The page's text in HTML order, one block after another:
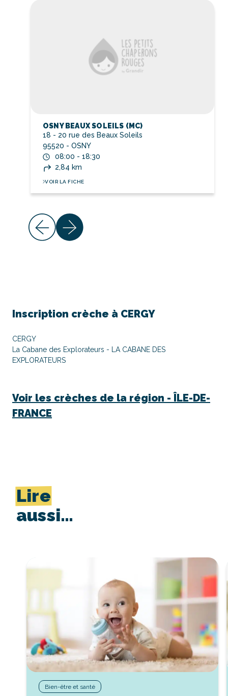
OSNY BEAUX SOLEILS (MC)
18 - 20 rue des Beaux Soleils
95520 - OSNY
08:00 - 18:30
2,84 km
VOIR LA FICHE
Inscription crèche à CERGY
CERGY
La Cabane des Explorateurs - LA CABANE DES
EXPLORATEURS
Voir les crèches de la région - ÎLE-DE-
FRANCE
Lire
aussi…
Bien-être et santé